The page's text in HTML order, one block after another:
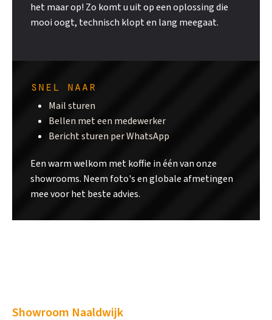
het maar op! Zo komt u uit op een oplossing die
mooi oogt, technisch klopt en lang meegaat.
snel naar
Mail sturen
Bellen met een medewerker
Bericht sturen per WhatsApp
Een warm welkom met koffie in één van onze
showrooms. Neem foto's en globale afmetingen
mee voor het beste advies.
Showroom Naaldwijk